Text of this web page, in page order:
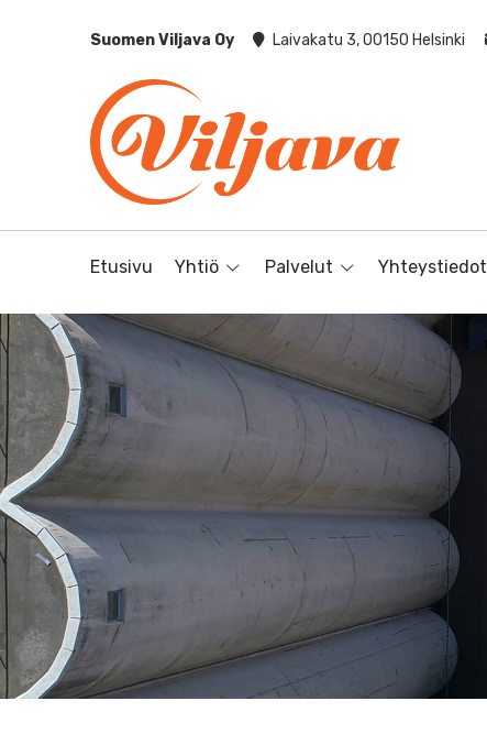
Suomen Viljava Oy Laivakatu 3, 00150 Helsinki
Etusivu Yhtiö Palvelut Yhteystiedot